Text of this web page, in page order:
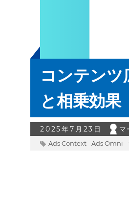
コンテン
と相乗効果
2025年7月23日 マ
Ads Context Ads Omni